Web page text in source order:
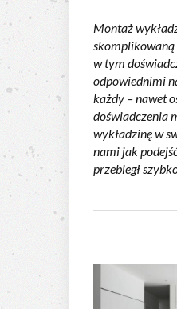
Montaż
skomplikowaną
w tym
odpowiednimi
każdy – nawet
doświadczenia
wykładzinę w
nami jak
przebiegł